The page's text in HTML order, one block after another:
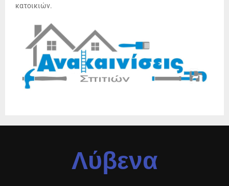
κατοικιών.
Λύβενα